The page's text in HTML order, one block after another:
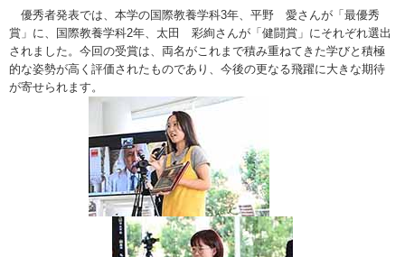
優秀者発表では、本学の国際教養学科3年、 平野 愛さんが「最優秀
賞」に、国際教養学科2年、太田 彩絢さんが「健闘賞」にそれぞれ選出
されました。今回の受賞は、 両名がこれまで積み重ねてきた学びと積極
的な姿勢が高く評価されたものであり、今後の更なる飛躍に大きな期待
が寄せられます。